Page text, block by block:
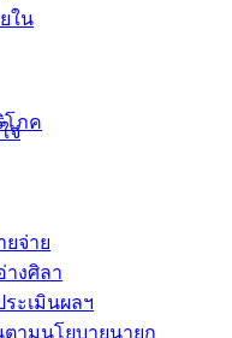
โภค
จ่าย
างศิลา
ะเมินผลฯ
ามนโยบายนายก
ใน
จ